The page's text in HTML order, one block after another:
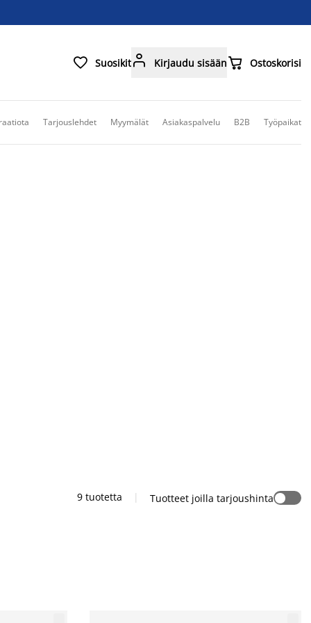
 Suosikit Kirjaudu sisään Ostoskorisi
Tarjouslehdet Myymälät Asiakaspalvelu B2B Työpaikat
9 tuotetta | Tuotteet joilla tarjoushinta